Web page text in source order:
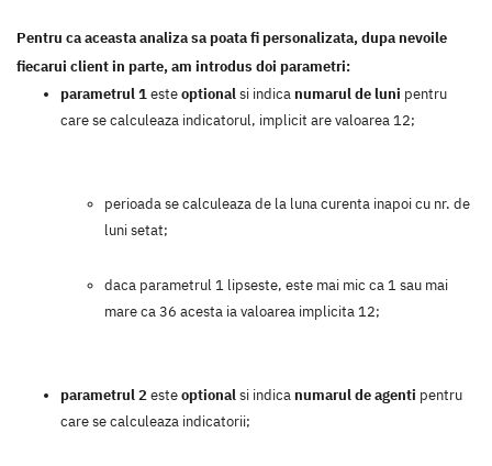
Pentru ca aceasta analiza sa poata fi personalizata, dupa nevoile
fiecarui client in parte, am introdus doi parametri:
parametrul 1esteoptionalsi indicanumarul de luni pentru
care se calculeaza indicatorul, implicit are valoarea 12;
perioada se calculeaza de la luna curenta inapoi cu nr. de
luni setat;
daca parametrul 1 lipseste, este mai mic ca 1 sau mai
mare ca 36 acesta ia valoarea implicita 12;
parametrul 2esteoptionalsi indicanumarul de agenti pentru
care se calculeaza indicatorii;